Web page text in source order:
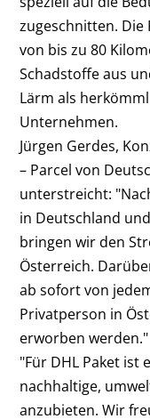
zugeschnitten. Die
von bis zu 80
Schadstoffe aus
Lärm als
Unternehmen.
Jürgen Gerdes,
– Parcel von
unterstreicht:
in Deutschland
bringen wir den
Österreich.
ab sofort von
Privatperson in
erworben werden."
"Für DHL Paket ist
nachhaltige,
anzubieten. Wir